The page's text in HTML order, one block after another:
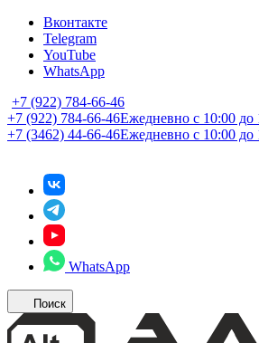
Вконтакте
Telegram
YouTube
WhatsApp
+7 (922) 784-66-46
+7 (922) 784-66-46Ежедневно с 10:00 до
+7 (3462) 44-66-46Ежедневно с 10:00 до
WhatsApp
Поиск